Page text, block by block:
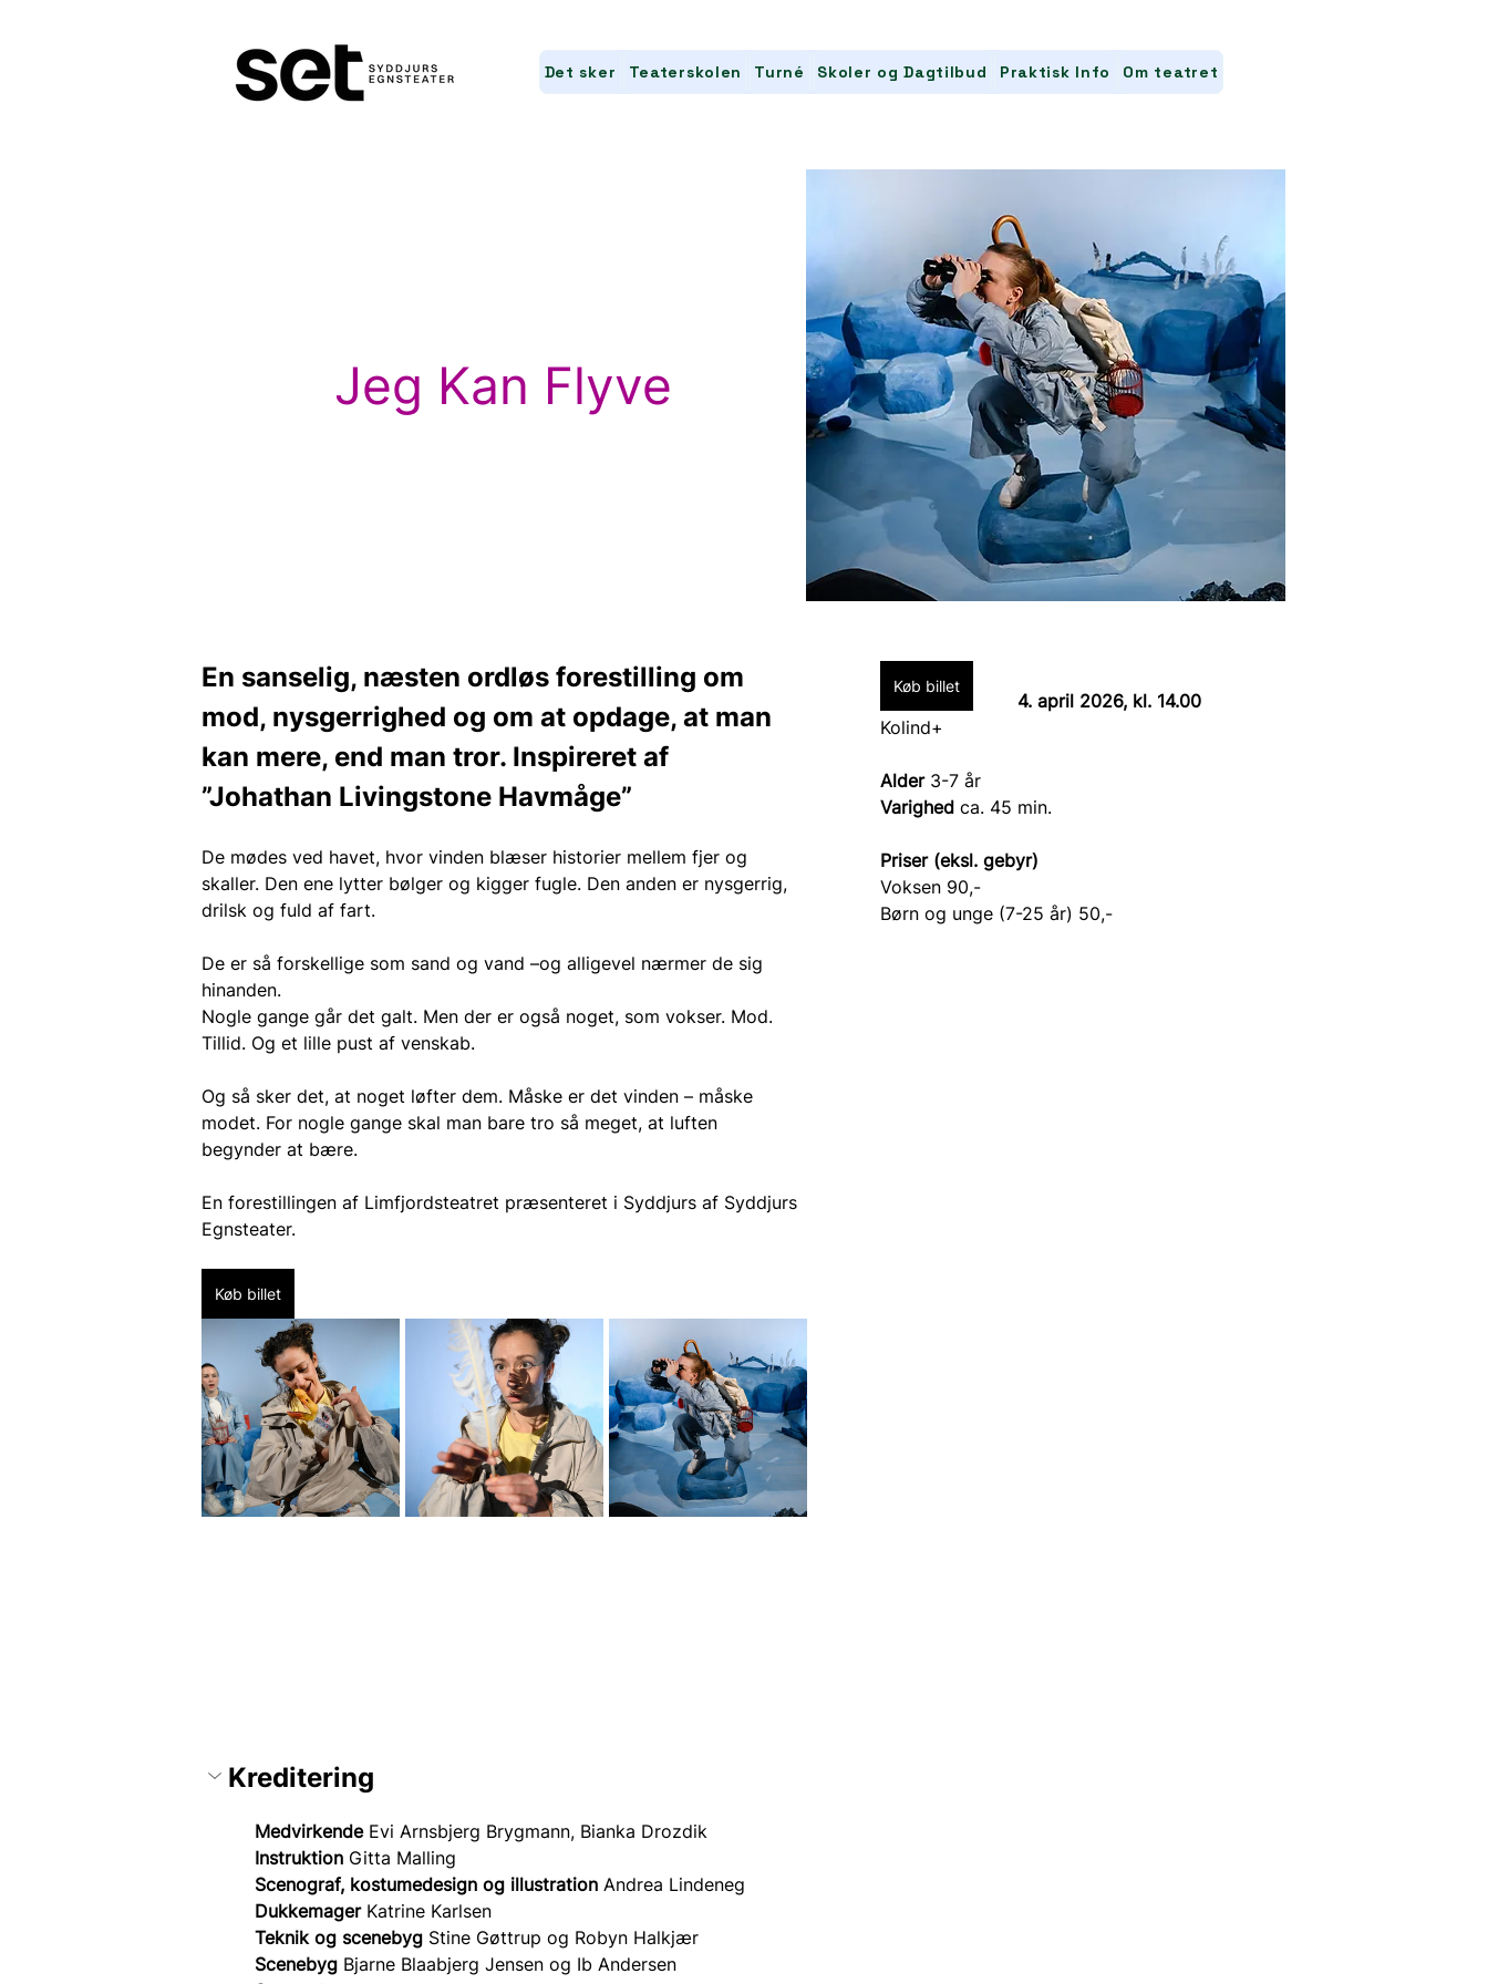
Det sker Teaterskolen Turné Skoler og Dagtilbud Praktisk Info Om teatret
En sanselig, næsten ordløs forestilling om
mod, nysgerrighed og om at opdage, at man
kan mere, end man tror. Inspireret af
”Johathan Livingstone Havmåge”
De mødes ved havet, hvor vinden blæser historier mellem fjer og
skaller. Den ene lytter bølger og kigger fugle. Den anden er nysgerrig,
drilsk og fuld af fart.
De er så forskellige som sand og vand –og alligevel nærmer de sig
hinanden.
Nogle gange går det galt. Men der er også noget, som vokser. Mod.
Tillid. Og et lille pust af venskab.
Og så sker det, at noget løfter dem. Måske er det vinden – måske
modet. For nogle gange skal man bare tro så meget, at luften
begynder at bære.
En forestillingen af Limfjordsteatret præsenteret i Syddjurs af Syddjurs
Egnsteater.
Køb billet
Kreditering
Medvirkende Evi Arnsbjerg Brygmann, Bianka Drozdik
Instruktion Gitta Malling
Scenograf, kostumedesign og illustration Andrea Lindeneg
Dukkemager Katrine Karlsen
Teknik og scenebyg Stine Gøttrup og Robyn Halkjær
Scenebyg Bjarne Blaabjerg Jensen og Ib Andersen
Køb billet
4. april 2026, kl. 14.00
Kolind+
Alder 3-7 år
Varighed ca. 45 min.
Priser (eksl. gebyr)
Voksen 90,-
Børn og unge (7-25 år) 50,-
Jeg Kan Flyve